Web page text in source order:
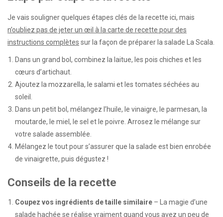
Je vais souligner quelques étapes clés de la recette ici, mais
n’oubliez pas de jeter un œil à la carte de recette pour des
instructions complètes sur la façon de préparer la salade La Scala.
Dans un grand bol, combinez la laitue, les pois chiches et les
cœurs d’artichaut.
Ajoutez la mozzarella, le salami et les tomates séchées au
soleil.
Dans un petit bol, mélangez l’huile, le vinaigre, le parmesan, la
moutarde, le miel, le sel et le poivre. Arrosez le mélange sur
votre salade assemblée.
Mélangez le tout pour s’assurer que la salade est bien enrobée
de vinaigrette, puis dégustez !
Conseils de la recette
Coupez vos ingrédients de taille similaire – La magie d’une
salade hachée se réalise vraiment quand vous avez un peu de